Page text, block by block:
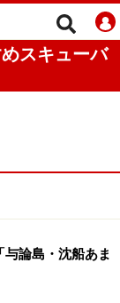
スキューバ
論島・沈船あま